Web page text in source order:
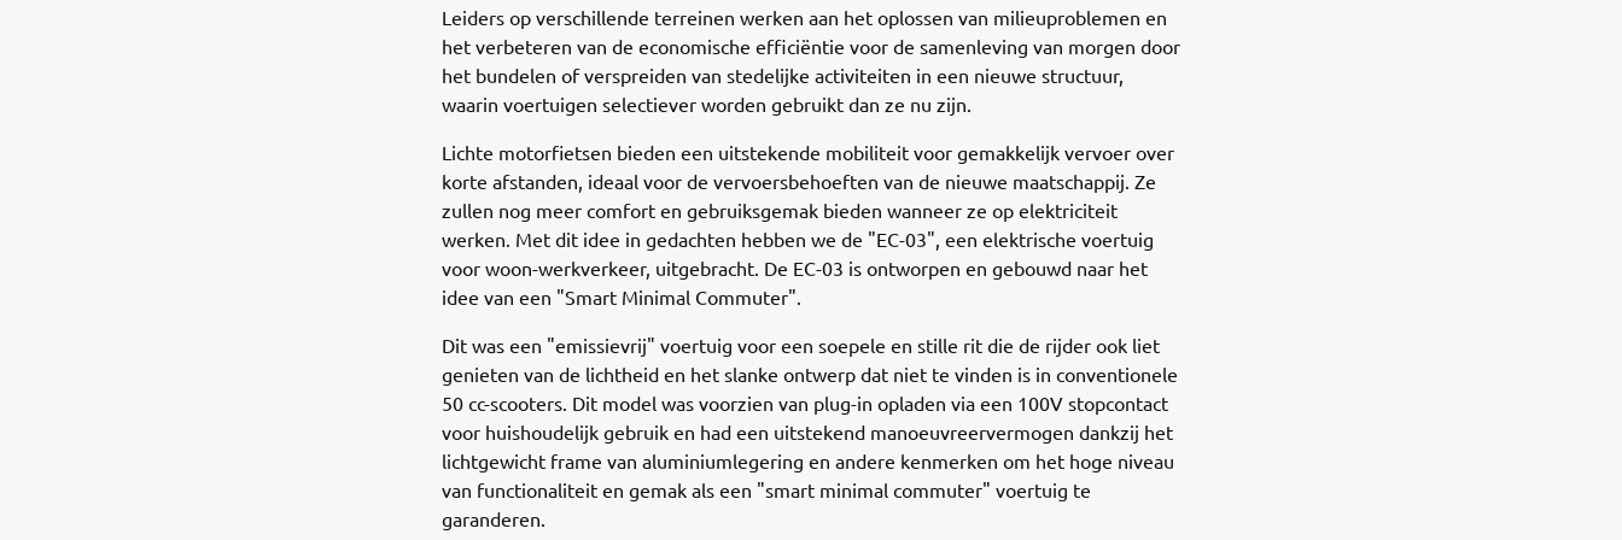
Leiders op verschillende terreinen werken aan het oplossen van milieuproblemen en
het verbeteren van de economische efficiëntie voor de samenleving van morgen door
het bundelen of verspreiden van stedelijke activiteiten in een nieuwe structuur,
waarin voertuigen selectiever worden gebruikt dan ze nu zijn.
Lichte motorfietsen bieden een uitstekende mobiliteit voor gemakkelijk vervoer over
korte afstanden, ideaal voor de vervoersbehoeften van de nieuwe maatschappij. Ze
zullen nog meer comfort en gebruiksgemak bieden wanneer ze op elektriciteit
werken. Met dit idee in gedachten hebben we de "EC-03", een elektrische voertuig
voor woon-werkverkeer, uitgebracht. De EC-03 is ontworpen en gebouwd naar het
idee van een "Smart Minimal Commuter".
Dit was een "emissievrij" voertuig voor een soepele en stille rit die de rijder ook liet
genieten van de lichtheid en het slanke ontwerp dat niet te vinden is in conventionele
50 cc-scooters. Dit model was voorzien van plug-in opladen via een 100V stopcontact
voor huishoudelijk gebruik en had een uitstekend manoeuvreervermogen dankzij het
lichtgewicht frame van aluminiumlegering en andere kenmerken om het hoge niveau
van functionaliteit en gemak als een "smart minimal commuter" voertuig te
garanderen.